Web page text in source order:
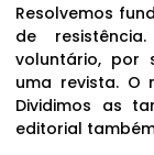
Resolvemos
de
voluntário, por
uma revista. O
Dividimos as
editorial